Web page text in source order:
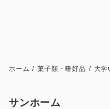
ホーム / 菓子類・嗜好品 / 大学
サンホーム